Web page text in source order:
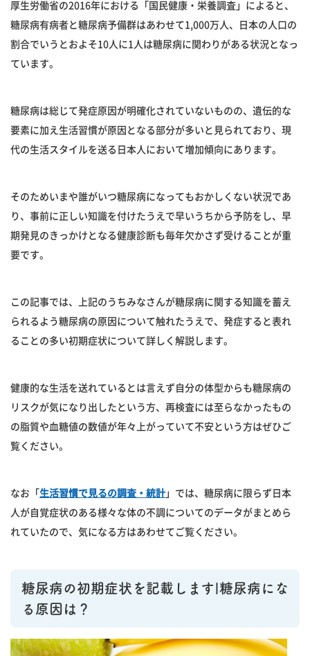
厚生労働省の2016年における「国民健康・栄養調査」によると、
糖尿病有病者と糖尿病予備群はあわせて1,000万人、日本の人口の
割合でいうとおよそ10人に1人は糖尿病に関わりがある状況となっ
ています。
糖尿病は総じて発症原因が明確化されていないものの、遺伝的な
要素に加え生活習慣が原因となる部分が多いと見られており、現
代の生活スタイルを送る日本人において増加傾向にあります。
そのためいまや誰がいつ糖尿病になってもおかしくない状況であ
り、事前に正しい知識を付けたうえで早いうちから予防をし、早
期発見のきっかけとなる健康診断も毎年欠かさず受けることが重
要です。
この記事では、上記のうちみなさんが糖尿病に関する知識を蓄え
られるよう糖尿病の原因について触れたうえで、発症すると表れ
ることの多い初期症状について詳しく解説します。
健康的な生活を送れているとは言えず自分の体型からも糖尿病の
リスクが気になり出したという方、再検査には至らなかったもの
の脂質や血糖値の数値が年々上がっていて不安という方はぜひご
覧ください。
なお「 生活習慣で見るの調査・統計」では、糖尿病に限らず日本
人が自覚症状のある様々な体の不調についてのデータがまとめら
れていたので、気になる方はあわせてご覧ください。
糖尿病の初期症状を記載します|糖尿病にな
る原因は？